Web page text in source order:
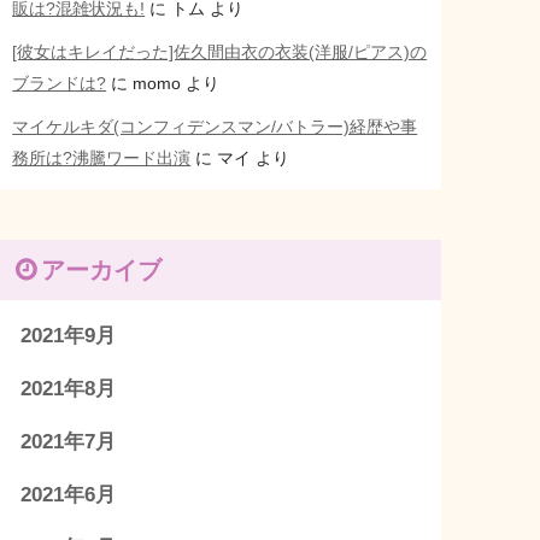
販は?混雑状況も! に トム より
[彼女はキレイだった]佐久間由衣の衣装(洋服/ピアス)の
ブランドは? に momo より
マイケルキダ(コンフィデンスマン/バトラー)経歴や事
務所は?沸騰ワード出演 に マイ より
アーカイブ
2021年9月
2021年8月
2021年7月
2021年6月